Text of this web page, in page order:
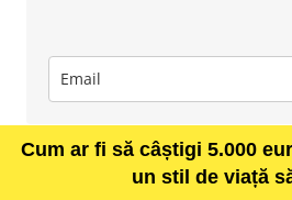
Cum ar fi să câștigi 5.000
un stil de viață